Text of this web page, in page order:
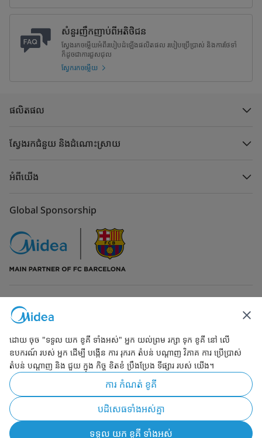
សំនួរញឹកញាប់ពីអតិថិជន
ស្វែងរកចម្លើយអំពីរបៀបដំឡើងផលិតផល របៀបប្រើប្រាស់ និងការថែទាំ
ក៏ដូចជាការជួសជុល
ស្វែករកចម្លើយ
ផលិតផល
ស្វែងរកជំនួយ និងដំណោះស្រាយ
អំពីយើង
Global Sponsorship
ទំនាក់ទំនងមកកាន់យើង
Simply ideal
រក្សាកម្មសិទ្ធ 2026 ដោយMidea. ក្រុមហ៊ុនសូមរក្សាកម្មសិទ្ធក្នុងការកែប្រែ
ឯកជនភាព
ដោយ ចុច "ទទួល យក ខូគី ទាំងអស់" អ្នក យល់ព្រម រក្សា ទុក ខូគី នៅ លើ
ឧបករណ៍ របស់ អ្នក ដើម្បី បង្កើន ការ រុករក តំបន់ បណ្ដាញ វិភាគ ការ ប្រើប្រាស់
តំបន់ បណ្ដាញ និង ជួយ ក្នុង កិច្ច ខិតខំ ប្រឹងប្រែង ទីផ្សារ របស់ យើង។
ការ កំណត់ ខូគី
បដិសេធទាំងអស់គ្នា
ទទួល យក ខូគី ទាំងអស់